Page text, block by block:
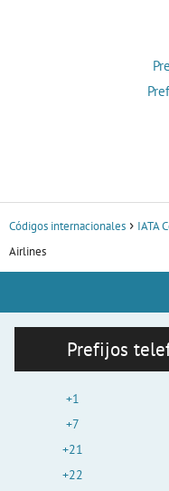
Códigos internacionales IATA
Airlines
Prefijos
+1
+7
+21
+22